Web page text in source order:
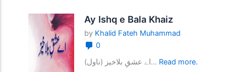
Ay Ishq e Bala Khaiz
by Khalid Fateh Muhammad
0
اے عشقِ بلاخیز (ناول)... Read more.